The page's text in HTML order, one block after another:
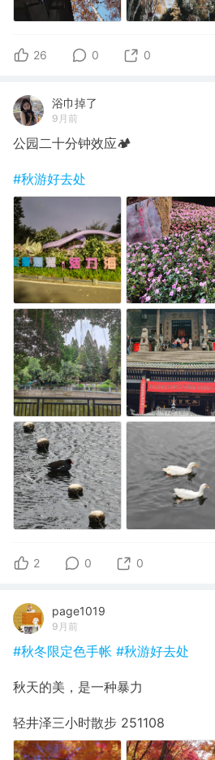
26 0 0
浴巾掉了
9月前
公园二十分钟效应🏕
#秋游好去处
2 0 0
page1019
9月前
#秋冬限定色手帐 #秋游好去处
秋天的美，是一种暴力
轻井泽三小时散步 251108